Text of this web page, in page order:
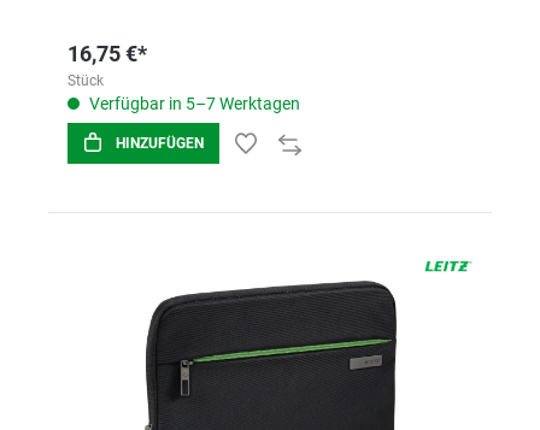
16,75 €*
Stück
Verfügbar in 5–7 Werktagen
HINZUFÜGEN